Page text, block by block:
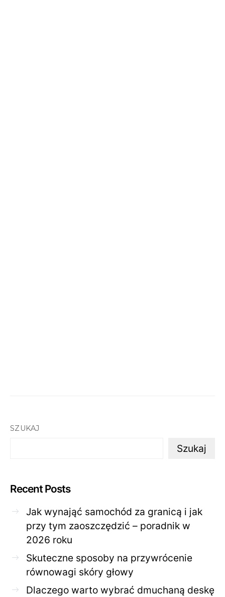
SZUKAJ
Szukaj
Recent Posts
Jak wynająć samochód za granicą i jak
przy tym zaoszczędzić – poradnik w
2026 roku
Skuteczne sposoby na przywrócenie
równowagi skóry głowy
Dlaczego warto wybrać dmuchaną deskę